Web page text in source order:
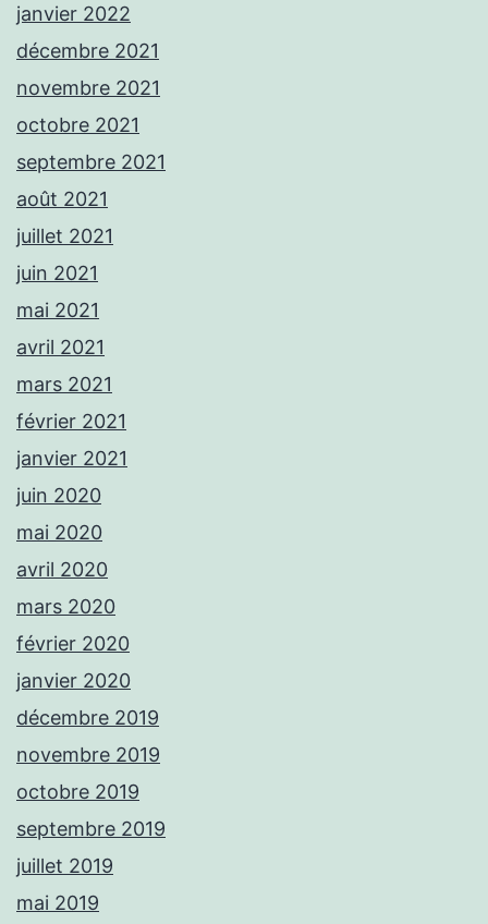
janvier 2022
décembre 2021
novembre 2021
octobre 2021
septembre 2021
août 2021
juillet 2021
juin 2021
mai 2021
avril 2021
mars 2021
février 2021
janvier 2021
juin 2020
mai 2020
avril 2020
mars 2020
février 2020
janvier 2020
décembre 2019
novembre 2019
octobre 2019
septembre 2019
juillet 2019
mai 2019